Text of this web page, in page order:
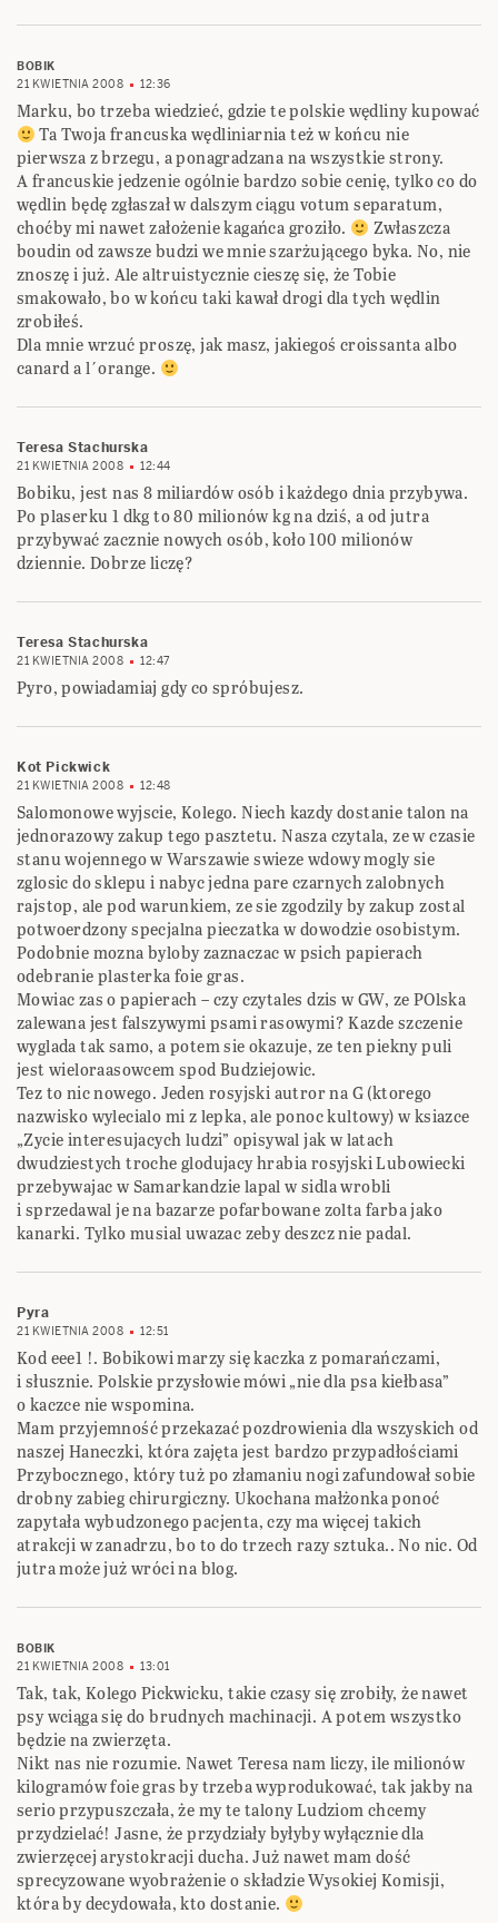
BOBIK
21 KWIETNIA 2008
12:36
Marku, bo trzeba wiedzieć, gdzie te polskie wędliny kupować
Ta Twoja francuska wędliniarnia też w końcu nie
pierwsza z brzegu, a ponagradzana na wszystkie strony.
A francuskie jedzenie ogólnie bardzo sobie cenię, tylko co do
wędlin będę zgłaszał w dalszym ciągu votum separatum,
choćby mi nawet założenie kagańca groziło.
Zwłaszcza
boudin od zawsze budzi we mnie szarżującego byka. No, nie
znoszę i już. Ale altruistycznie cieszę się, że Tobie
smakowało, bo w końcu taki kawał drogi dla tych wędlin
zrobiłeś.
Dla mnie wrzuć proszę, jak masz, jakiegoś croissanta albo
canard a l´orange.
Teresa Stachurska
21 KWIETNIA 2008 12:44
Bobiku, jest nas 8 miliardów osób i każdego dnia przybywa.
Po plaserku 1 dkg to 80 milionów kg na dziś, a od jutra
przybywać zacznie nowych osób, koło 100 milionów
dziennie. Dobrze liczę?
Teresa Stachurska
21 KWIETNIA 2008 12:47
Pyro, powiadamiaj gdy co spróbujesz.
Kot Pickwick
21 KWIETNIA 2008 12:48
Salomonowe wyjscie, Kolego. Niech kazdy dostanie talon na
jednorazowy zakup tego pasztetu. Nasza czytala, ze w czasie
stanu wojennego w Warszawie swieze wdowy mogly sie
zglosic do sklepu i nabyc jedna pare czarnych zalobnych
rajstop, ale pod warunkiem, ze sie zgodzily by zakup zostal
potwoerdzony specjalna pieczatka w dowodzie osobistym.
Podobnie mozna byloby zaznaczac w psich papierach
odebranie plasterka foie gras.
Mowiac zas o papierach – czy czytales dzis w GW, ze POlska
zalewana jest falszywymi psami rasowymi? Kazde szczenie
wyglada tak samo, a potem sie okazuje, ze ten piekny puli
jest wieloraasowcem spod Budziejowic.
Tez to nic nowego. Jeden rosyjski autror na G (ktorego
nazwisko wylecialo mi z lepka, ale ponoc kultowy) w ksiazce
„Zycie interesujacych ludzi” opisywal jak w latach
dwudziestych troche glodujacy hrabia rosyjski Lubowiecki
przebywajac w Samarkandzie lapal w sidla wrobli
i sprzedawal je na bazarze pofarbowane zolta farba jako
kanarki. Tylko musial uwazac zeby deszcz nie padal.
Pyra
21 KWIETNIA 2008 12:51
Kod eee1 !. Bobikowi marzy się kaczka z pomarańczami,
i słusznie. Polskie przysłowie mówi „nie dla psa kiełbasa”
o kaczce nie wspomina.
Mam przyjemność przekazać pozdrowienia dla wszyskich od
naszej Haneczki, która zajęta jest bardzo przypadłościami
Przybocznego, który tuż po złamaniu nogi zafundował sobie
drobny zabieg chirurgiczny. Ukochana małżonka ponoć
zapytała wybudzonego pacjenta, czy ma więcej takich
atrakcji w zanadrzu, bo to do trzech razy sztuka.. No nic. Od
jutra może już wróci na blog.
BOBIK
21 KWIETNIA 2008
13:01
Tak, tak, Kolego Pickwicku, takie czasy się zrobiły, że nawet
psy wciąga się do brudnych machinacji. A potem wszystko
będzie na zwierzęta.
Nikt nas nie rozumie. Nawet Teresa nam liczy, ile milionów
kilogramów foie gras by trzeba wyprodukować, tak jakby na
serio przypuszczała, że my te talony Ludziom chcemy
przydzielać! Jasne, że przydziały byłyby wyłącznie dla
zwierzęcej arystokracji ducha. Już nawet mam dość
sprecyzowane wyobrażenie o składzie Wysokiej Komisji,
która by decydowała, kto dostanie.